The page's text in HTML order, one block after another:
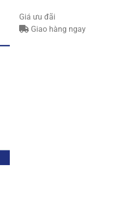
Giá ưu đãi
Giao hàng ngay